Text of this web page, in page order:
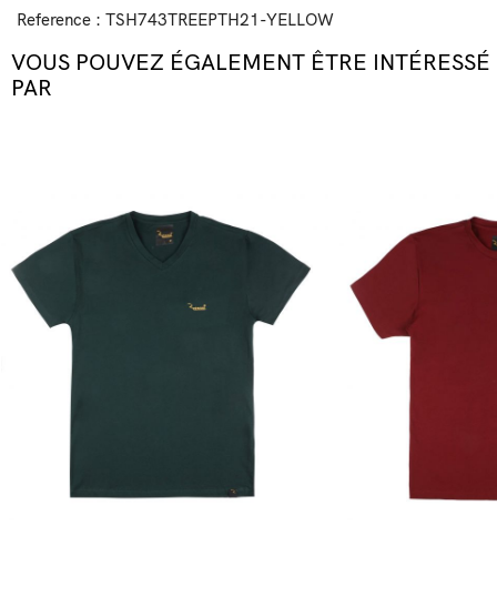
Reference : TSH743TREEPTH21-YELLOW
VOUS POUVEZ ÉGALEMENT ÊTRE INTÉRESSÉ
PAR